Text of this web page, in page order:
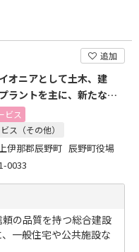
追加
オニアとして土木、建
ラントを主に、新たな建
しております。
ビス
ス（その他）
伊那郡辰野町 辰野町役場
0033
の品質を持つ総合建設
一般住宅や公共施設な